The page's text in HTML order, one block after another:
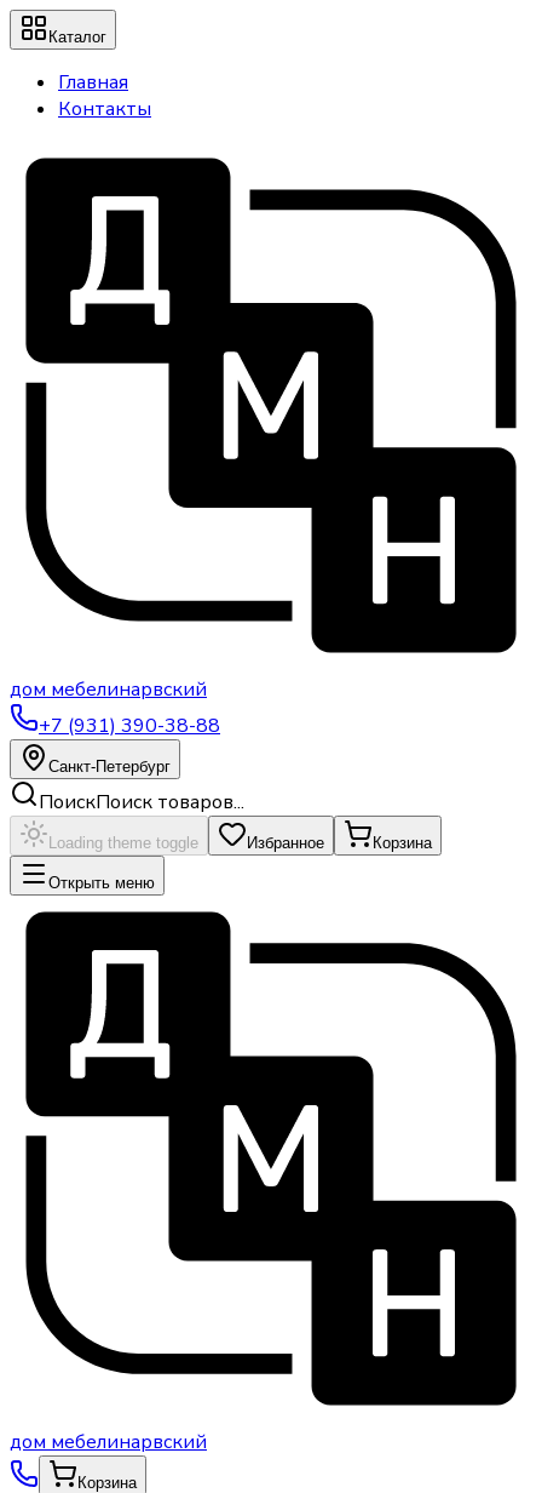
Каталог
Главная
Контакты
дом мебелинарвский
+7 (931) 390-38-88
Санкт-Петербург
ПоискПоиск товаров...
Loading theme toggle Избранное Корзина
Открыть меню
дом мебелинарвский
Корзина